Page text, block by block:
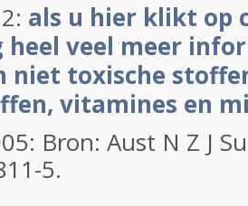
als u hier klikt op
veel meer
niet toxische
vitamines en
Bron: Aust N Z J
5.